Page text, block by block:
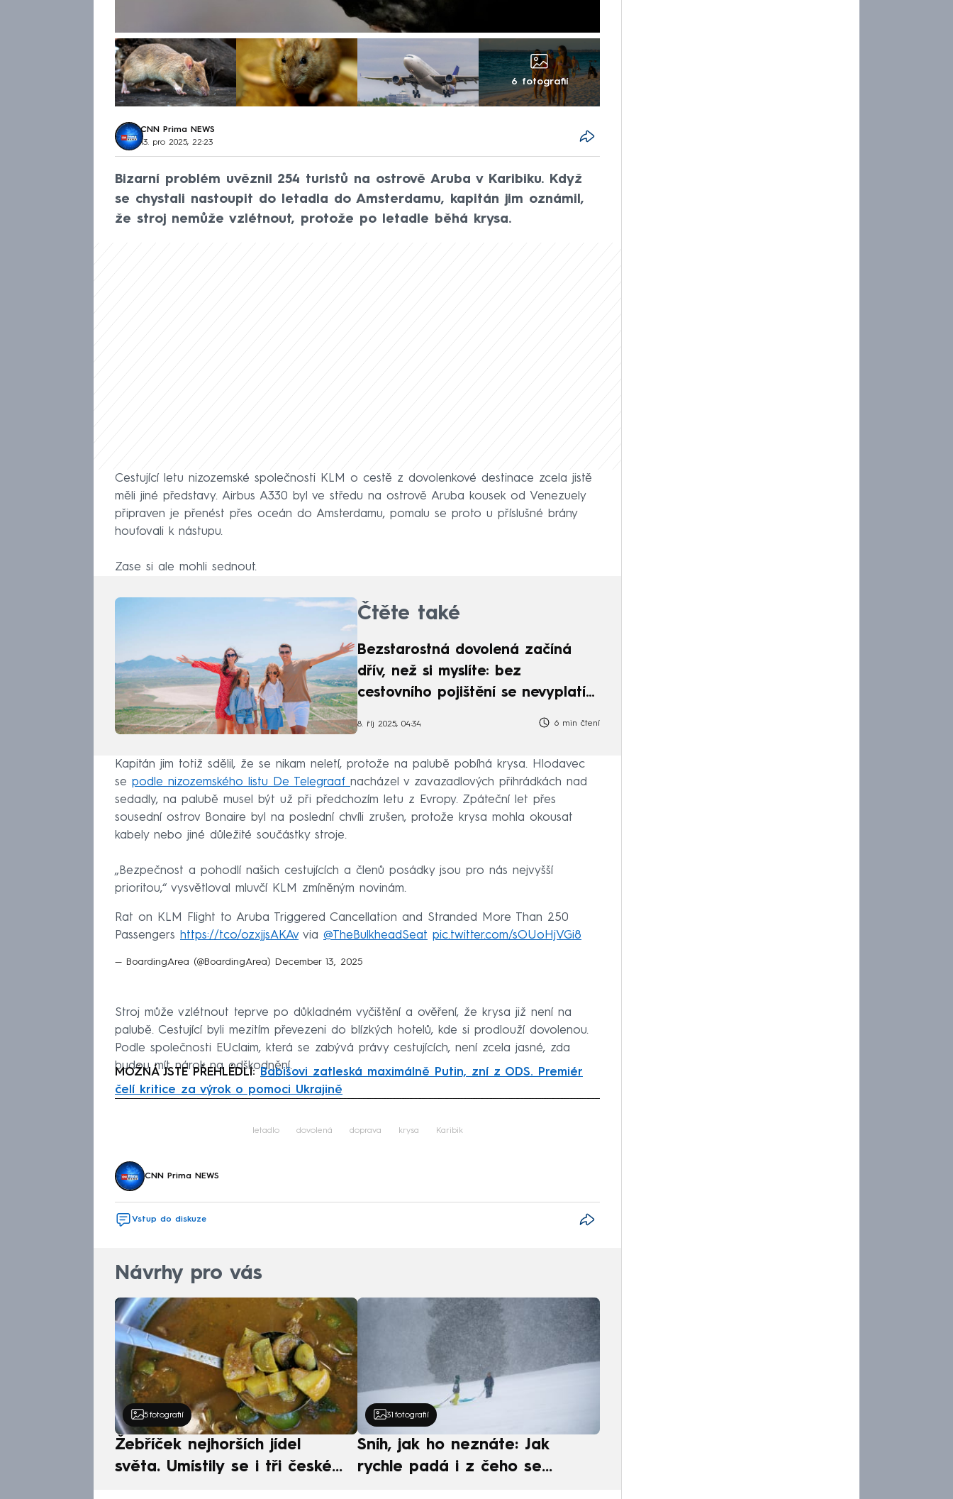
6 fotografií
CNN Prima NEWS
13. pro 2025, 22:23
Bizarní problém uvěznil 254 turistů na ostrově Aruba v Karibiku. Když
se chystali nastoupit do letadla do Amsterdamu, kapitán jim oznámil,
že stroj nemůže vzlétnout, protože po letadle běhá krysa.
Cestující letu nizozemské společnosti KLM o cestě z dovolenkové destinace zcela jistě
měli jiné představy. Airbus A330 byl ve středu na ostrově Aruba kousek od Venezuely
připraven je přenést přes oceán do Amsterdamu, pomalu se proto u příslušné brány
houfovali k nástupu.
Zase si ale mohli sednout.
Čtěte také
Bezstarostná dovolená začíná
dřív, než si myslíte: bez
cestovního pojištění se nevyplatí
8. říj 2025, 04:34 6 min čtení
Kapitán jim totiž sdělil, že se nikam neletí, protože na palubě pobíhá krysa. Hlodavec
se podle nizozemského listu De Telegraaf nacházel v zavazadlových přihrádkách nad
sedadly, na palubě musel být už při předchozím letu z Evropy. Zpáteční let přes
sousední ostrov Bonaire byl na poslední chvíli zrušen, protože krysa mohla okousat
kabely nebo jiné důležité součástky stroje.
„Bezpečnost a pohodlí našich cestujících a členů posádky jsou pro nás nejvyšší
prioritou,“ vysvětloval mluvčí KLM zmíněným novinám.
Rat on KLM Flight to Aruba Triggered Cancellation and Stranded More Than 250
Passengers https://t.co/ozxjjsAKAvvia @TheBulkheadSeat pic.twitter.com/sOUoHjVGi8
— BoardingArea (@BoardingArea) December 13, 2025
Stroj může vzlétnout teprve po důkladném vyčištění a ověření, že krysa již není na
palubě. Cestující byli mezitím převezeni do blízkých hotelů, kde si prodlouží dovolenou.
Podle společnosti EUclaim, která se zabývá právy cestujících, není zcela jasné, zda
budou mít nárok na odškodnění.
MOŽNÁ JSTE PŘEHLÉDLI: Babišovi zatleská maximálně Putin, zní z ODS. Premiér
čelí kritice za výrok o pomoci Ukrajině
letadlo dovolená doprava krysa Karibik
CNN Prima NEWS
Vstup do diskuze
Návrhy pro vás
5 fotografií
Žebříček nejhorších jídel
světa. Umístily se i tři české
31 fotografií
Sníh, jak ho neznáte: Jak
rychle padá i z čeho se